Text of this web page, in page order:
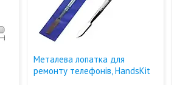
Металева лопатка для
ремонту телефонів, HandsKit